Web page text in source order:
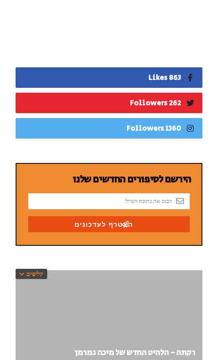
863 Likes
262 Followers
1360 Followers
קליפים
רקתה - הלהיט החדש של מיכה גמרמן